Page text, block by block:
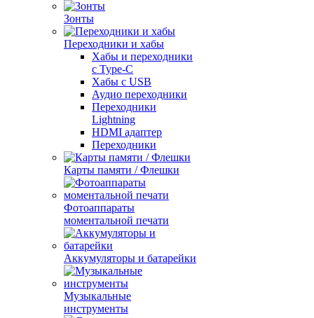
Зонты
Переходники и хабы
Хабы и переходники
с Type-C
Хабы с USB
Аудио переходники
Переходники
Lightning
HDMI адаптер
Переходники
Карты памяти / Флешки
Фотоаппараты
моментальной печати
Аккумуляторы и батарейки
Музыкальные
инструменты